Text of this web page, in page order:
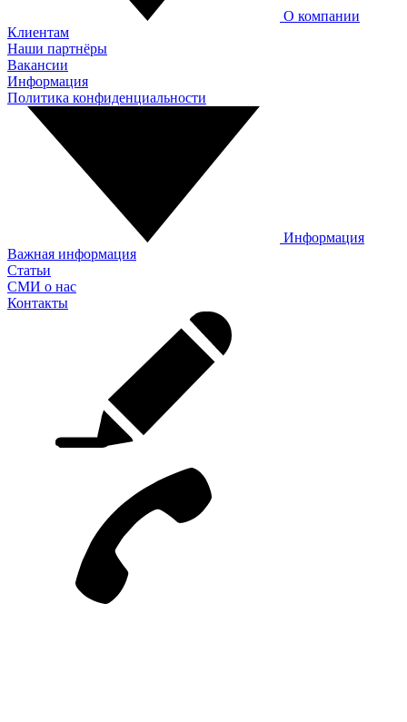
О компании
Клиентам
Наши партнёры
Вакансии
Информация
Политика конфиденциальности
Информация
Важная информация
Статьи
СМИ о нас
Контакты